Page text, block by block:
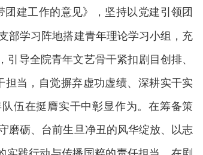
建工作的意见》，坚持以党建引领团
部学习阵地搭建青年理论学习小组，充
导全院青年文艺骨干紧扣剧目创排、
当，自觉摒弃虚功虚绩、深耕实干实
伍在挺膺实干中彰显作为。在筹备策
磨砺、台前生旦净丑的风华绽放、以志